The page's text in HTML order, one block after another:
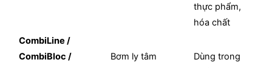
thực phẩm,
hóa chất
CombiLine /
CombiBloc /
Bơm ly tâm
Dùng trong